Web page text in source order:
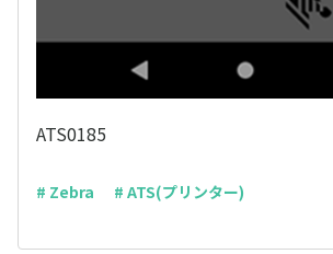
ATS0185
# Zebra # ATS(プリンター)